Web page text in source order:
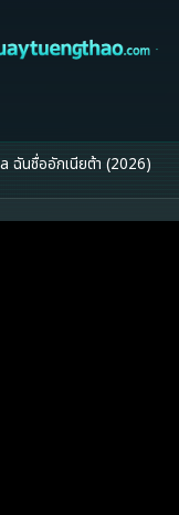
ฉันชื่ออักเนียต้า (2026)